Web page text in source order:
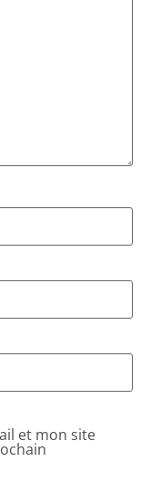
et mon site